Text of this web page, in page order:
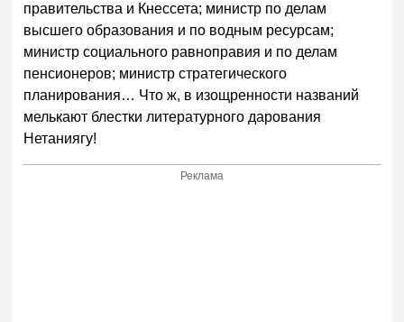
правительства и Кнессета; министр по делам
высшего образования и по водным ресурсам;
министр социального равноправия и по делам
пенсионеров; министр стратегического
планирования… Что ж, в изощренности названий
мелькают блестки литературного дарования
Нетаниягу!
Реклама